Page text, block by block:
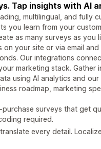
Tap insights with AI
multilingual, and fully
you learn from your
as many surveys as you
on your site or via email and
Our integrations
marketing stack. Gather
using AI analytics and
roadmap, marketing
surveys that get
required.
every detail.